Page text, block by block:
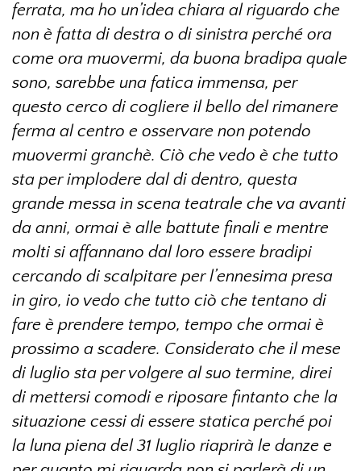
ferrata, ma ho un’idea chiara al riguardo che
non è fatta di destra o di sinistra perché ora
come ora muovermi, da buona bradipa quale
sono, sarebbe una fatica immensa, per
questo cerco di cogliere il bello del rimanere
ferma al centro e osservare non potendo
muovermi granchè. Ciò che vedo è che tutto
sta per implodere dal di dentro, questa
grande messa in scena teatrale che va avanti
da anni, ormai è alle battute finali e mentre
molti si affannano dal loro essere bradipi
cercando di scalpitare per l’ennesima presa
in giro, io vedo che tutto ciò che tentano di
fare è prendere tempo, tempo che ormai è
prossimo a scadere. Considerato che il mese
di luglio sta per volgere al suo termine, direi
di mettersi comodi e riposare fintanto che la
situazione cessi di essere statica perché poi
la luna piena del 31 luglio riaprirà le danze e